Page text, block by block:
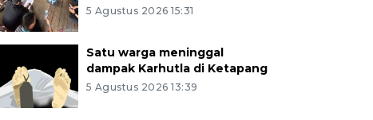
5 Agustus 2026 15:31
Satu warga meninggal
dampak Karhutla di Ketapang
5 Agustus 2026 13:39